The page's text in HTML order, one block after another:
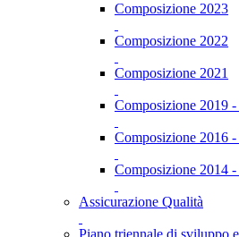
Composizione 2023
Composizione 2022
Composizione 2021
Composizione 2019
Composizione 2016
Composizione 2014
Assicurazione Qualità
Piano triennale di sviluppo